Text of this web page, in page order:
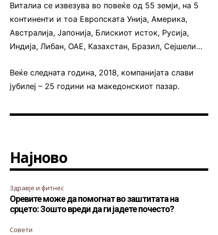
Виталиа се извезува во повеќе од 55 земји, на 5
континенти и тоа Европската Унија, Америка,
Австралија, Јапонија, Блискиот исток, Русија,
Индија, Либан, ОАЕ, Казахстан, Бразил, Сејшели…
Веќе следната година, 2018, компанијата слави
јубилеј – 25 години на македонскиот пазар.
Најново
Здравје и фитнес
Оревите може да помогнат во заштитата на
срцето: Зошто вреди да ги јадете почесто?
Совети